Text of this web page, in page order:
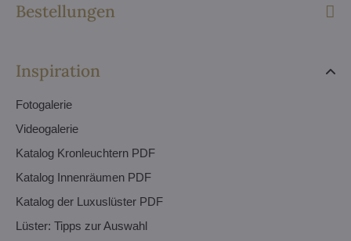
Bestellungen
Inspiration
Fotogalerie
Videogalerie
Katalog Kronleuchtern PDF
Katalog Innenräumen PDF
Katalog der Luxuslüster PDF
Lüster: Tipps zur Auswahl